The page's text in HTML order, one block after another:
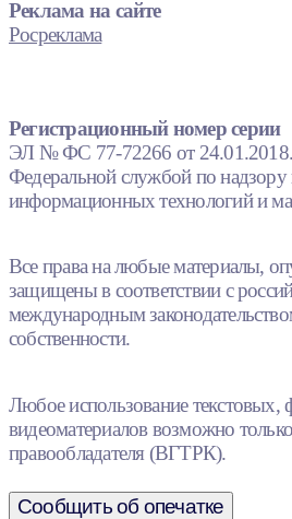
Реклама на сайте
Росреклама
Регистрационный номер серии
ЭЛ № ФС 77-72266 от 24.01.2018.
Федеральной службой по надзору
информационных технологий и
Все права на любые материалы,
защищены в соответствии с
международным
собственности.
Любое использование текстовых,
видеоматериалов возможно
правообладателя (ВГТРК).
Сообщить об опечатке